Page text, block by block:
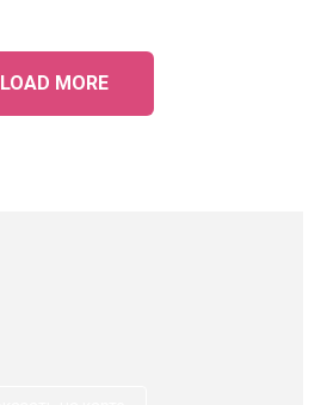
LOAD MORE